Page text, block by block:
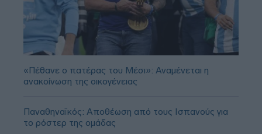
«Πέθανε ο πατέρας του Μέσι»: Αναμένεται η
ανακοίνωση της οικογένειας
Παναθηναϊκός: Αποθέωση από τους Ισπανούς για
το ρόστερ της ομάδας